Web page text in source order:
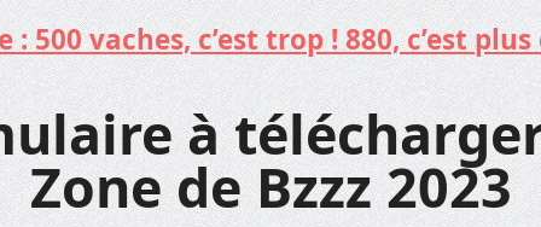
: 500 vaches, c’est trop ! 880, c’est
à télécharger
Zone de Bzzz 2023